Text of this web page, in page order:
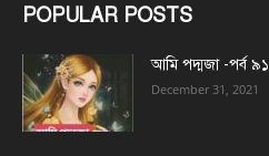
POPULAR POSTS
আমি পদ্মজা -পর্ব ৯১
December 31, 2021